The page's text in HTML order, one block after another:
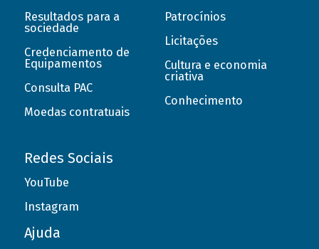
Resultados para a
sociedade
Credenciamento de
Equipamentos
Consulta PAC
Moedas contratuais
Patrocínios
Licitações
Cultura e economia
criativa
Conhecimento
Redes Sociais
YouTube
Instagram
Ajuda